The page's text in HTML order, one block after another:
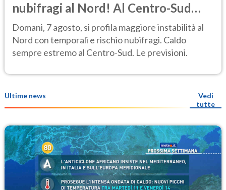
nubifragi al Nord! Al Centro-Sud
caldo estremo
Domani, 7 agosto, si profila maggiore instabilità al
Nord con temporali e rischio nubifragi. Caldo
sempre estremo al Centro-Sud. Le previsioni.
Ultime news
Vedi
tutte